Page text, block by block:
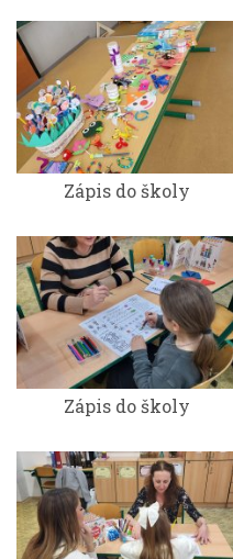
Zápis do školy
Zápis do školy